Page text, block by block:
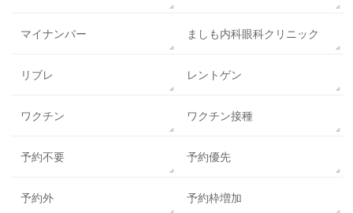
マイナンバー ましも内科眼科クリニック
リブレ レントゲン
ワクチン ワクチン接種
予約不要 予約優先
予約外 予約枠増加